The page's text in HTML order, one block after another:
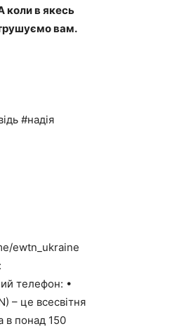
коли в якесь
вам.
#надія
ewtn_ukraine
телефон: •
– це всесвітня
в понад 150